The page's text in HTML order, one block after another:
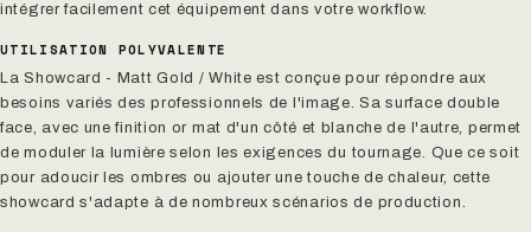
intégrer facilement cet équipement dans votre workflow.
UTILISATION POLYVALENTE
La Showcard - Matt Gold / White est conçue pour répondre aux
besoins variés des professionnels de l'image. Sa surface double
face, avec une finition or mat d'un côté et blanche de l'autre, permet
de moduler la lumière selon les exigences du tournage. Que ce soit
pour adoucir les ombres ou ajouter une touche de chaleur, cette
showcard s'adapte à de nombreux scénarios de production.